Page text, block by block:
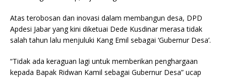
Atas terobosan dan inovasi dalam membangun desa, DPD
Apdesi Jabar yang kini diketuai Dede Kusdinar merasa tidak
salah tahun lalu menjuluki Kang Emil sebagai ‘Gubernur Desa’.
“Tidak ada keraguan lagi untuk memberikan penghargaan
kepada Bapak Ridwan Kamil sebagai Gubernur Desa” ucap